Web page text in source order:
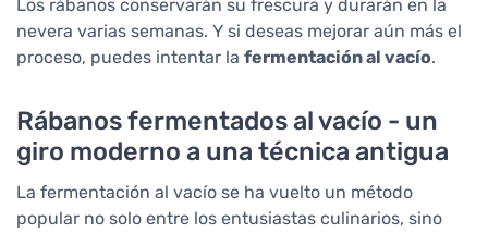
Los rábanos conservarán su frescura y durarán en la
nevera varias semanas. Y si deseas mejorar aún más el
proceso, puedes intentar la fermentación al vacío.
Rábanos fermentados al vacío - un
giro moderno a una técnica antigua
La fermentación al vacío se ha vuelto un método
popular no solo entre los entusiastas culinarios, sino